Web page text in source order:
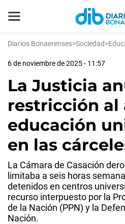
Diarios Bonaerenses>Sociedad>
6 de noviembre de 2025 - 11:57
La Justicia
restricción al
educación
en las
La Cámara de Casación
limitaba a seis horas
detenidos en centros
recurso interpuesto por la
de la Nación (PPN) y la
Nación.